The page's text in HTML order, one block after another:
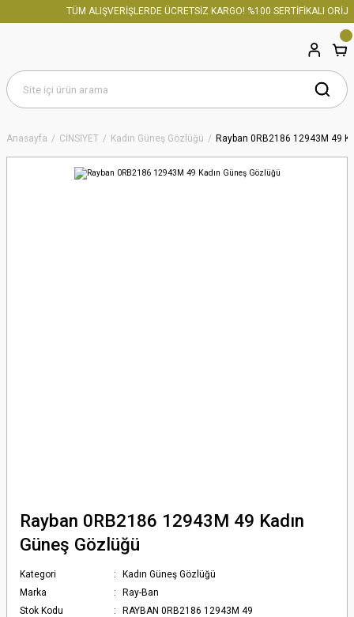
TÜM ALIŞVERİŞLERDE ÜCRETSİZ KARGO! %100 SERTİFİKALI
Anasayfa CİNSİYET Kadın Güneş Gözlüğü Rayban 0RB2186 12943M 49
Rayban 0RB2186 12943M 49 Kadın
Güneş Gözlüğü
Kategori
Kadın Güneş Gözlüğü
Marka
Ray-Ban
Stok Kodu
RAYBAN 0RB2186 12943M 49